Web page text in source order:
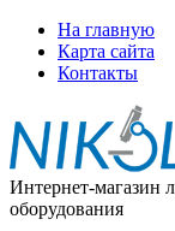
На главную
Карта сайта
Контакты
Интернет-магазин
оборудования